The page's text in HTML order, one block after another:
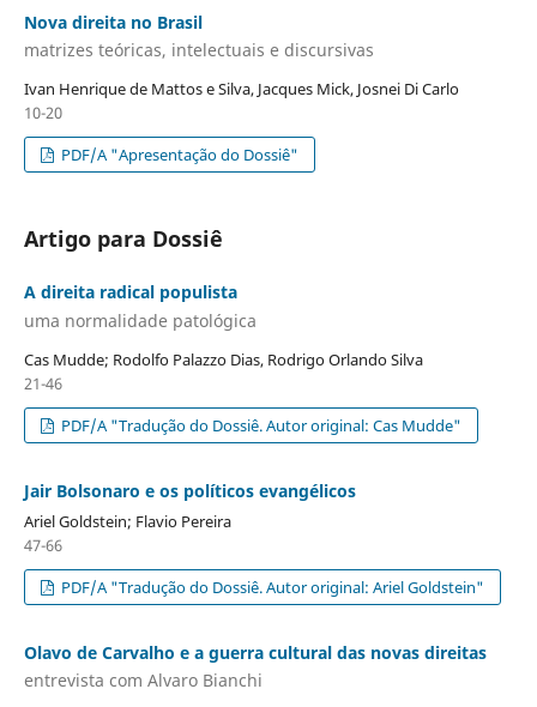
Nova direita no Brasil
matrizes teóricas, intelectuais e discursivas
Ivan Henrique de Mattos e Silva, Jacques Mick, Josnei Di Carlo
10-20
PDF/A "Apresentação do Dossiê"
Artigo para Dossiê
A direita radical populista
uma normalidade patológica
Cas Mudde; Rodolfo Palazzo Dias, Rodrigo Orlando Silva
21-46
PDF/A "Tradução do Dossiê. Autor original: Cas Mudde"
Jair Bolsonaro e os políticos evangélicos
Ariel Goldstein; Flavio Pereira
47-66
PDF/A "Tradução do Dossiê. Autor original: Ariel Goldstein"
Olavo de Carvalho e a guerra cultural das novas direitas
entrevista com Alvaro Bianchi